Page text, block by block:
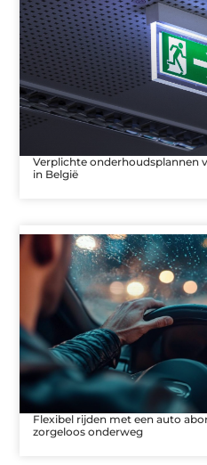
Verplichte onderhoudsplannen
in België
Flexibel rijden met een auto
zorgeloos onderweg